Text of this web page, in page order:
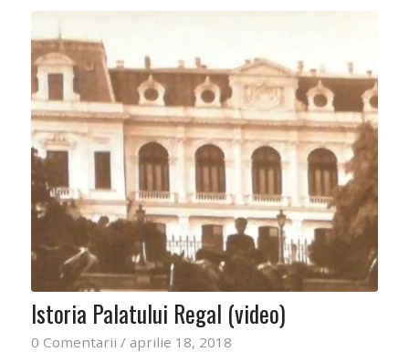
Istoria Palatului Regal (video)
0 Comentarii / aprilie 18, 2018